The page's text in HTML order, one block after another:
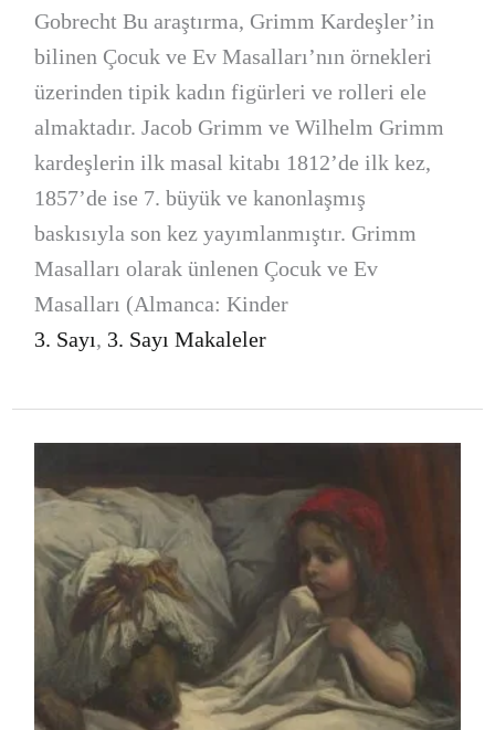
Gobrecht Bu araştırma, Grimm Kardeşler’in
bilinen Çocuk ve Ev Masalları’nın örnekleri
üzerinden tipik kadın figürleri ve rolleri ele
almaktadır. Jacob Grimm ve Wilhelm Grimm
kardeşlerin ilk masal kitabı 1812’de ilk kez,
1857’de ise 7. büyük ve kanonlaşmış
baskısıyla son kez yayımlanmıştır. Grimm
Masalları olarak ünlenen Çocuk ve Ev
Masalları (Almanca: Kinder
3. Sayı, 3. Sayı Makaleler